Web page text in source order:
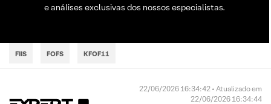
e análises exclusivas dos nossos especialistas.
FIIS FOFS KFOF11
22/06/2026 16:34:42 • Atualizado em
22/06/2026 16:34:44